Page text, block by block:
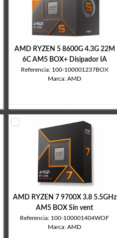
AMD RYZEN 5 8600G 4.3G 22M
6C AM5 BOX+ Disipador IA
Referencia: 100-100001237BOX
Marca: AMD
AMD RYZEN 7 9700X 3.8 5.5GHz
AM5 BOX Sin vent
Referencia: 100-100001404WOF
Marca: AMD